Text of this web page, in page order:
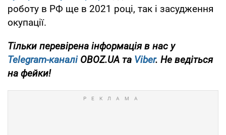
роботу в РФ ще в 2021 році, так і засудження
окупації.
Тільки перевірена інформація в нас у
Telegram-каналіOBOZ.UA та Viber. Не ведіться
на фейки!